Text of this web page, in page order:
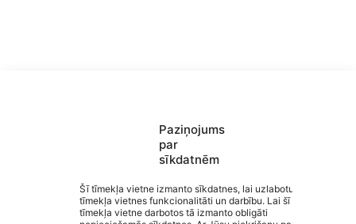
Paziņojums
par
sīkdatnēm
Šī tīmekļa vietne izmanto sīkdatnes, lai uzlabotu
tīmekļa vietnes funkcionalitāti un darbību. Lai šī
tīmekļa vietne darbotos tā izmanto obligāti
Izvēlne
Ātrās saites
Sociālie tīkli